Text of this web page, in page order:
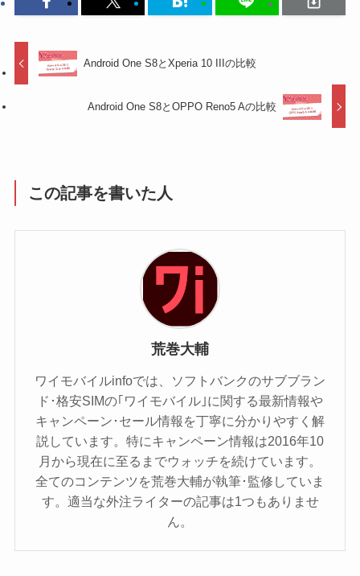
Android One S8とXperia 10 IIIの比較
Android One S8とOPPO Reno5 Aの比較
この記事を書いた人
荒巻大輔
ワイモバイルinfoでは、ソフトバンクのサブブラン
ド･格安SIMの｢ワイモバイル｣に関する最新情報や
キャンペーン･セール情報を丁寧に分かりやすく解
説しています。特にキャンペーン情報は2016年10
月から現在に至るまでウォッチを続けています。
全てのコンテンツを荒巻大輔が執筆･監修していま
す。適当な外注ライターの記事は1つもありませ
ん。